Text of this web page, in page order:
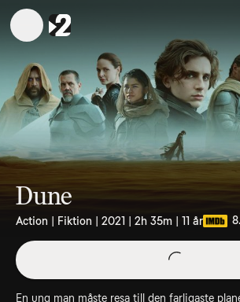
Dune
Action | Fiktion | 2021 | 2h 35m | 11 år
En ung man måste resa till den farligaste